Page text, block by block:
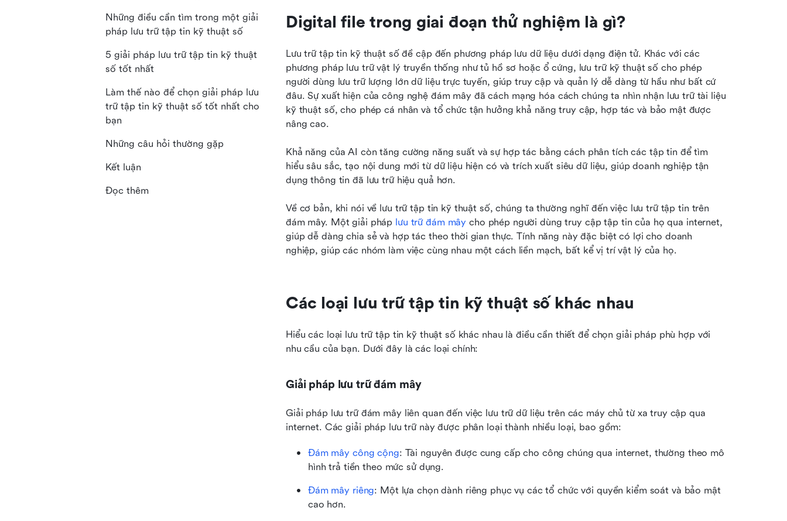
Digital file trong giai đoạn thử nghiệm là gì?
Lưu trữ tập tin kỹ thuật số đề cập đến phương pháp lưu dữ liệu dưới dạng điện tử. Khác với các
phương pháp lưu trữ vật lý truyền thống như tủ hồ sơ hoặc ổ cứng, lưu trữ kỹ thuật số cho phép
người dùng lưu trữ lượng lớn dữ liệu trực tuyến, giúp truy cập và quản lý dễ dàng từ hầu như bất cứ
đâu. Sự xuất hiện của công nghệ đám mây đã cách mạng hóa cách chúng ta nhìn nhận lưu trữ tài liệu
kỹ thuật số, cho phép cá nhân và tổ chức tận hưởng khả năng truy cập, hợp tác và bảo mật được
nâng cao.
Khả năng của AI còn tăng cường năng suất và sự hợp tác bằng cách phân tích các tập tin để tìm
hiểu sâu sắc, tạo nội dung mới từ dữ liệu hiện có và trích xuất siêu dữ liệu, giúp doanh nghiệp tận
dụng thông tin đã lưu trữ hiệu quả hơn.
Về cơ bản, khi nói về lưu trữ tập tin kỹ thuật số, chúng ta thường nghĩ đến việc lưu trữ tập tin trên
đám mây. Một giải pháp lưu trữ đám mây cho phép người dùng truy cập tập tin của họ qua internet,
giúp dễ dàng chia sẻ và hợp tác theo thời gian thực. Tính năng này đặc biệt có lợi cho doanh
nghiệp, giúp các nhóm làm việc cùng nhau một cách liền mạch, bất kể vị trí vật lý của họ.
Các loại lưu trữ tập tin kỹ thuật số khác nhau
Hiểu các loại lưu trữ tập tin kỹ thuật số khác nhau là điều cần thiết để chọn giải pháp phù hợp với
nhu cầu của bạn. Dưới đây là các loại chính:
Giải pháp lưu trữ đám mây
Giải pháp lưu trữ đám mây liên quan đến việc lưu trữ dữ liệu trên các máy chủ từ xa truy cập qua
internet. Các giải pháp lưu trữ này được phân loại thành nhiều loại, bao gồm:
Đám mây công cộng: Tài nguyên được cung cấp cho công chúng qua internet, thường theo mô
hình trả tiền theo mức sử dụng.
Đám mây riêng: Một lựa chọn dành riêng phục vụ các tổ chức với quyền kiểm soát và bảo mật
cao hơn.
Những điều cần tìm trong một giải
pháp lưu trữ tập tin kỹ thuật số
5 giải pháp lưu trữ tập tin kỹ thuật
số tốt nhất
Làm thế nào để chọn giải pháp lưu
trữ tập tin kỹ thuật số tốt nhất cho
bạn
Những câu hỏi thường gặp
Kết luận
Đọc thêm